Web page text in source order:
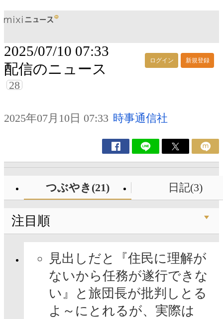
ログイン 新規登録
2025/07/10 07:33
配信のニュース
28
2025年07月10日 07:33 時事通信社
つぶやき(21) 日記(3)
注目順
見出しだと『住民に理解が
ないから任務が遂行できな
い』と旅団長が批判しとる
よ～にとれるが、実際は